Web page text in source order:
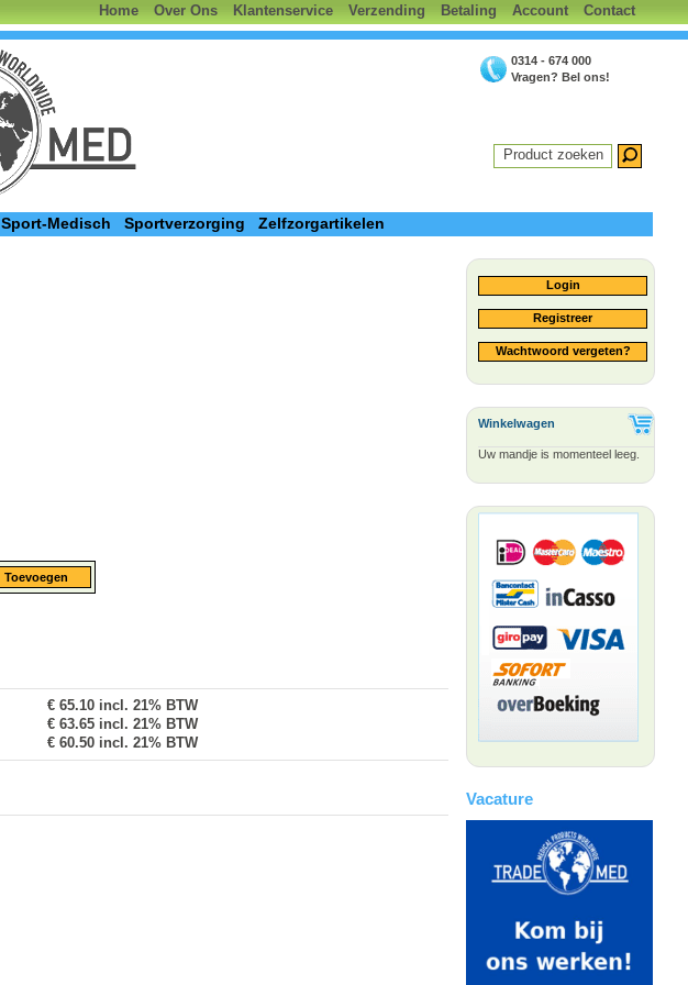
Home Over Ons Klantenservice Verzending Betaling Account Contact
0314 - 674 000
Vragen? Bel ons!
Product zoeken
Sport-Medisch Sportverzorging Zelfzorgartikelen
Login
Registreer
Wachtwoord vergeten?
Winkelwagen
Uw mandje is momenteel leeg.
Vacature
€ 65.10 incl. 21% BTW
€ 63.65 incl. 21% BTW
€ 60.50 incl. 21% BTW